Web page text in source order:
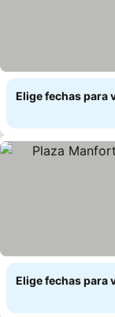
Elige fechas para
Elige fechas para